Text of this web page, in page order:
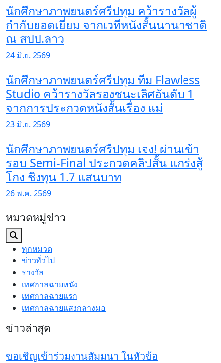
นักศึกษาภาพยนตร์ศรีปทุม คว้ารางวัลผู้
กำกับยอดเยี่ยม จากเวทีหนังสั้นนานาชาติ
ณ สปป.ลาว
24 มิ.ย. 2569
นักศึกษาภาพยนตร์ศรีปทุม ทีม Flawless
Studio คว้ารางวัลรองชนะเลิศอันดับ 1
จากการประกวดหนังสั้นเรื่อง แม่
23 มิ.ย. 2569
นักศึกษาภาพยนตร์ศรีปทุม เจ๋ง! ผ่านเข้า
รอบ Semi-Final ประกวดคลิปสั้น แกร่งสู้
โกง ชิงทุน 1.7 แสนบาท
26 พ.ค. 2569
หมวดหมู่ข่าว
ทุกหมวด
ข่าวทั่วไป
รางวัล
เทศกาลฉายหนัง
เทศกาลฉายแรก
เทศกาลฉายแสงกลางมอ
ข่าวล่าสุด
ขอเชิญเข้าร่วมงานสัมมนา ในหัวข้อ